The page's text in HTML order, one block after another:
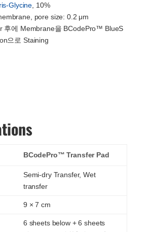
Glycine , 10%
pore size: 0.2 μm
후에 Membrane을 BCodePro™ BlueS
으로 Staining
BCodePro™ Transfer Pad
Semi-dry Transfer, Wet
transfer
9 × 7 cm
6 sheets below + 6 sheets